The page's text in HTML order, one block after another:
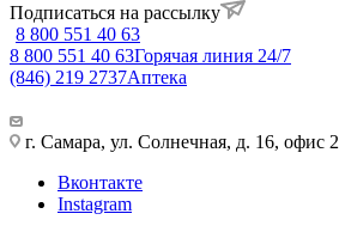
Подписаться на рассылку
8 800 551 40 63
8 800 551 40 63Горячая линия 24/7
(846) 219 2737Аптека
г. Самара, ул. Солнечная, д. 16, офис 2
Вконтакте
Instagram